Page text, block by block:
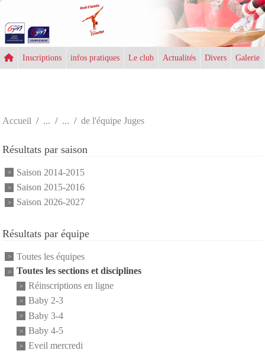
Inscriptions infos pratiques Le club Actualités Divers Galerie
Accueil de l'équipe Juges
Résultats par saison
Saison 2014-2015
Saison 2015-2016
Saison 2026-2027
Résultats par équipe
Toutes les équipes
Toutes les sections et disciplines
Réinscriptions en ligne
Baby 2-3
Baby 3-4
Baby 4-5
Eveil mercredi
Panneau de gestion des cookies